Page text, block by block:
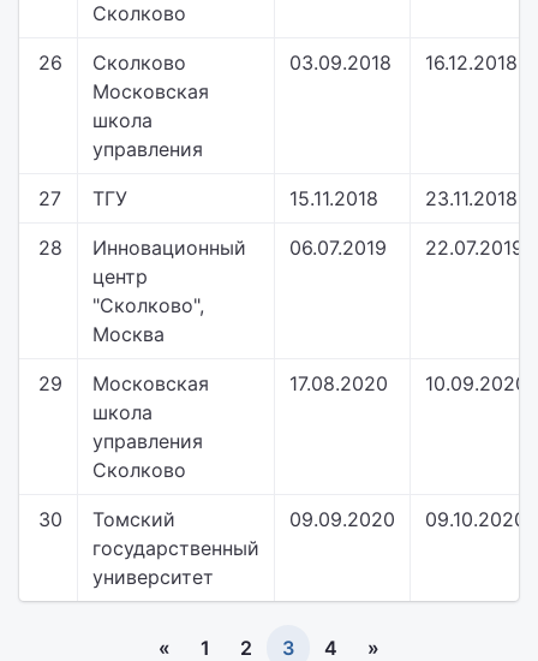
Сколково
26
Сколково
Московская
школа
управления
03.09.2018 16.12.2018
27 ТГУ 15.11.2018 23.11.2018
28
Инновационный
центр
"Сколково",
Москва
06.07.2019 22.07.2019
29
Московская
школа
управления
Сколково
17.08.2020 10.09.2020
30
Томский
государственный
университет
09.09.2020 09.10.2020
« 1 2 3 4 »